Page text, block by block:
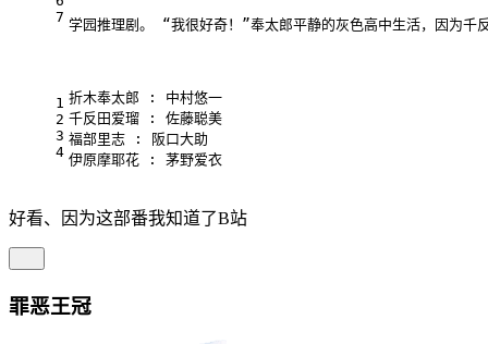
7 学园推理剧。 “我很好奇！”奉太郎平静的灰色高中生活，因为千
1
2
3
4
折木奉太郎 : 中村悠一
千反田爱瑠 : 佐藤聪美
福部里志 : 阪口大助
伊原摩耶花 : 茅野爱衣
好看、因为这部番我知道了B站
罪恶王冠